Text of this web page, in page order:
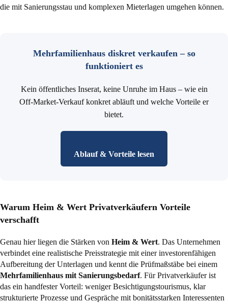
die mit Sanierungsstau und komplexen Mieterlagen umgehen können.
Mehrfamilienhaus diskret verkaufen – so
funktioniert es
Kein öffentliches Inserat, keine Unruhe im Haus – wie ein
Off-Market-Verkauf konkret abläuft und welche Vorteile er
bietet.
Ablauf & Vorteile lesen
Warum Heim & Wert Privatverkäufern Vorteile
verschafft
Genau hier liegen die Stärken von Heim & Wert. Das Unternehmen
verbindet eine realistische Preisstrategie mit einer investorenfähigen
Aufbereitung der Unterlagen und kennt die Prüfmaßstäbe bei einem
Mehrfamilienhaus mit Sanierungsbedarf. Für Privatverkäufer ist
das ein handfester Vorteil: weniger Besichtigungstourismus, klar
strukturierte Prozesse und Gespräche mit bonitätsstarken Interessenten